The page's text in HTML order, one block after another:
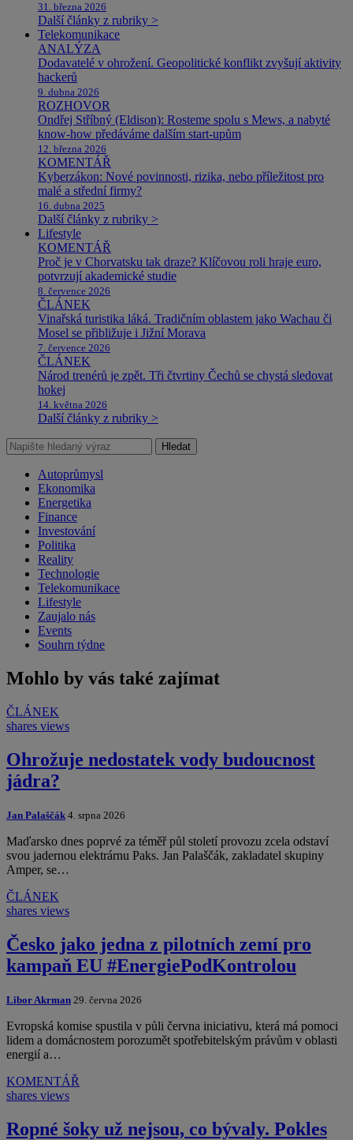
31. března 2026
Další články z rubriky >
Telekomunikace
ANALÝZA
Dodavatelé v ohrožení. Geopolitické konflikt zvyšují aktivity
hackerů
9. dubna 2026
ROZHOVOR
Ondřej Stříbný (Eldison): Rosteme spolu s Mews, a nabyté
know-how předáváme dalším start-upům
12. března 2026
KOMENTÁŘ
Kyberzákon: Nové povinnosti, rizika, nebo příležitost pro
malé a střední firmy?
16. dubna 2025
Další články z rubriky >
Lifestyle
KOMENTÁŘ
Proč je v Chorvatsku tak draze? Klíčovou roli hraje euro,
potvrzují akademické studie
8. července 2026
ČLÁNEK
Vinařská turistika láká. Tradičním oblastem jako Wachau či
Mosel se přibližuje i Jižní Morava
7. července 2026
ČLÁNEK
Národ trenérů je zpět. Tři čtvrtiny Čechů se chystá sledovat
hokej
14. května 2026
Další články z rubriky >
Hledat
Autoprůmysl
Ekonomika
Energetika
Finance
Investování
Politika
Reality
Technologie
Telekomunikace
Lifestyle
Zaujalo nás
Events
Souhrn týdne
Mohlo by vás také zajímat
ČLÁNEK
shares views
Ohrožuje nedostatek vody budoucnost
jádra?
Jan Palaščák 4. srpna 2026
Maďarsko dnes poprvé za téměř půl století provozu zcela odstaví
svou jadernou elektrárnu Paks. Jan Palaščák, zakladatel skupiny
Amper, se…
ČLÁNEK
shares views
Česko jako jedna z pilotních zemí pro
kampaň EU #EnergiePodKontrolou
Libor Akrman 29. června 2026
Evropská komise spustila v půli června iniciativu, která má pomoci
lidem a domácnostem porozumět spotřebitelským právům v oblasti
energií a…
KOMENTÁŘ
shares views
Ropné šoky už nejsou, co bývaly. Pokles